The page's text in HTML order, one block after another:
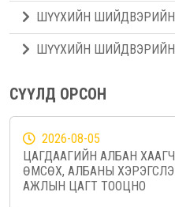
ШҮҮХИЙН ШИЙДВЭРИЙН
ШҮҮХИЙН
СҮҮЛД ОРСОН
2026-08-05
ЦАГДААГИЙН АЛБАН
ӨМСӨХ, АЛБАНЫ
АЖЛЫН ЦАГТ ТООЦНО